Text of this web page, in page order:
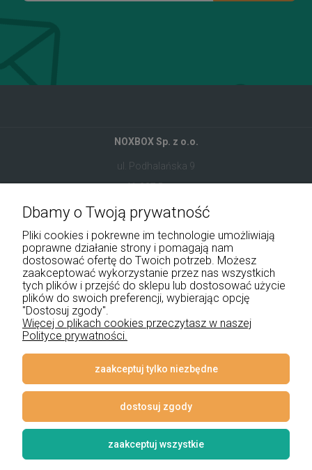
NOXBOX Sp. z o.o.
ul. Podhalańska 9
41-907 Bytom
+48 534 555 344
sklep@noxbox.pl
Pomoc
Płatności i dostawa
Informacje
Dbamy o Twoją prywatność
Pliki cookies i pokrewne im technologie umożliwiają
poprawne działanie strony i pomagają nam
dostosować ofertę do Twoich potrzeb. Możesz
zaakceptować wykorzystanie przez nas wszystkich
tych plików i przejść do sklepu lub dostosować użycie
plików do swoich preferencji, wybierając opcję
"Dostosuj zgody".
Więcej o plikach cookies przeczytasz w naszej
Polityce prywatności.
zaakceptuj tylko niezbędne
dostosuj zgody
zaakceptuj wszystkie